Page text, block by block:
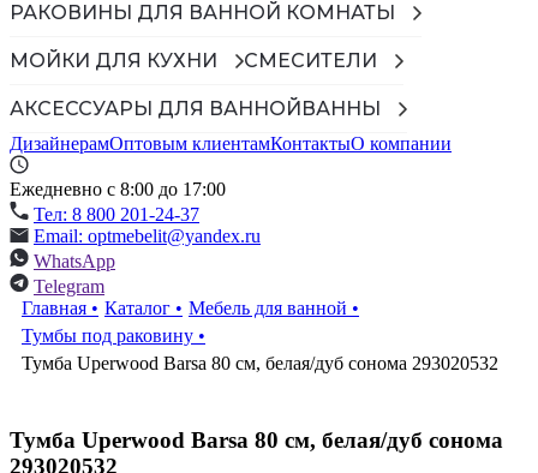
РАКОВИНЫ ДЛЯ ВАННОЙ КОМНАТЫ
МОЙКИ ДЛЯ КУХНИ СМЕСИТЕЛИ
АКСЕССУАРЫ ДЛЯ ВАННОЙВАННЫ
ДизайнерамОптовым клиентамКонтактыО компании
Ежедневно с 8:00 до 17:00
Тел: 8 800 201-24-37
Email: optmebelit@yandex.ru
WhatsApp
Telegram
Главная • Каталог • Мебель для ванной •
Тумбы под раковину •
Тумба Uperwood Barsa 80 см, белая/дуб сонома 293020532
Тумба Uperwood Barsa 80 см, белая/дуб сонома
293020532